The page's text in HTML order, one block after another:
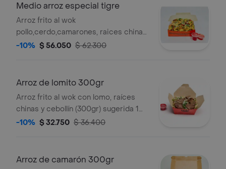
Medio arroz especial tigre
Arroz frito al wok
pollo,cerdo,camarones, raices chinas,
cebollin 800 g y salsas a elección.
-10% $ 56.050 $ 62.300
Arroz de lomito 300gr
Arroz frito al wok con lomo, raíces
chinas y cebollín (300gr) sugerida 1
persona.
-10% $ 32.750 $ 36.400
Arroz de camarón 300gr